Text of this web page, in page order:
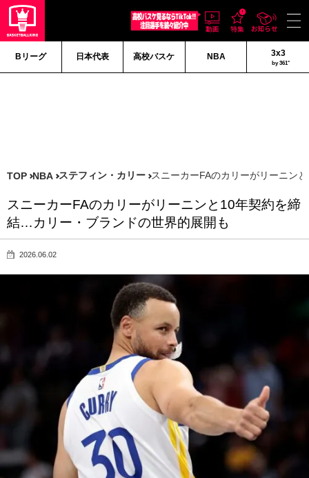
Bリーグ 日本代表 高校バスケ NBA 3x3
by 361°
TOP NBA ステフィン・カリー スニーカーFAのカリーがリーニン
スニーカーFAのカリーがリーニンと10年契約を締
結…カリー・ブランドの世界的展開も
2026.06.02